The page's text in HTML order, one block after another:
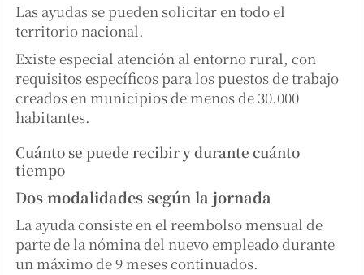
Las ayudas se pueden solicitar en todo el
territorio nacional.
Existe especial atención al entorno rural, con
requisitos específicos para los puestos de trabajo
creados en municipios de menos de 30.000
habitantes.
Cuánto se puede recibir y durante cuánto
tiempo
Dos modalidades según la jornada
La ayuda consiste en el reembolso mensual de
parte de la nómina del nuevo empleado durante
un máximo de 9 meses continuados.